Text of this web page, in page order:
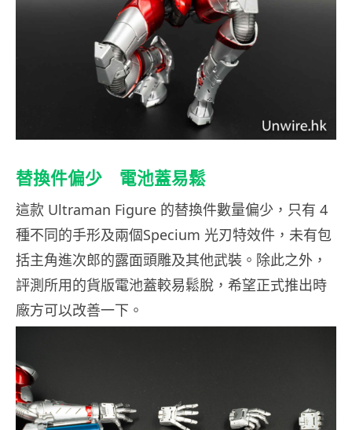
替換件偏少 電池蓋易鬆
這款 Ultraman Figure 的替換件數量偏少，只有 4
種不同的手形及兩個Specium 光刃特效件，未有包
括主角進次郎的露面頭雕及其他武裝。除此之外，
評測所用的貨版電池蓋較易鬆脫，希望正式推出時
廠方可以改善一下。